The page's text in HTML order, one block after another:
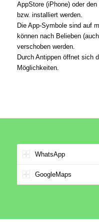
AppStore (iPhone) oder
bzw. installiert werden.
Die App-Symbole sind auf
können nach Belieben
verschoben werden.
Durch Antippen öffnet sich
Möglichkeiten.
WhatsApp
GoogleMaps